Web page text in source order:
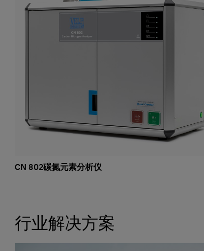
CN 802碳氮元素分析仪
行业解决方案